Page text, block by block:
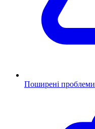
Поширені проблеми